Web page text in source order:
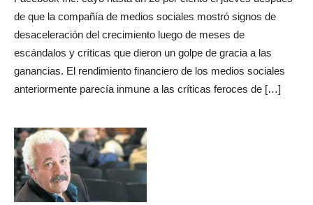
de que la compañía de medios sociales mostró signos de
desaceleración del crecimiento luego de meses de
escándalos y críticas que dieron un golpe de gracia a las
ganancias. El rendimiento financiero de los medios sociales
anteriormente parecía inmune a las críticas feroces de […]